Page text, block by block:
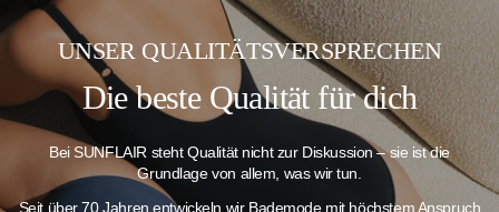
UNSER QUALITÄTSVERSPRECHEN
Die beste Qualität für dich
Bei SUNFLAIR steht Qualität nicht zur Diskussion – sie ist die
Grundlage von allem, was wir tun.
Seit über 70 Jahren entwickeln wir Bademode mit höchstem Anspruch